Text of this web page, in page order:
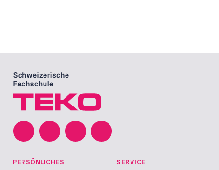
PERSÖNLICHES SERVICE